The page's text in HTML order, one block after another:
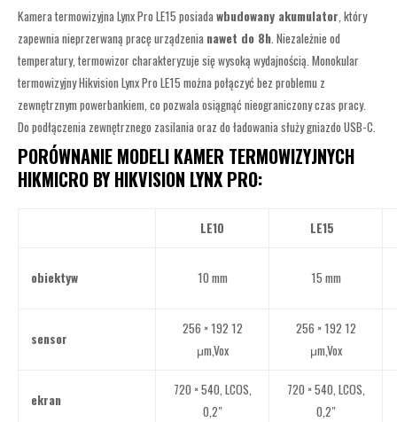
Kamera termowizyjna Lynx Pro LE15 posiada wbudowany akumulator , który
zapewnia nieprzerwaną pracę urządzenia nawet do 8h . Niezależnie od
temperatury, termowizor charakteryzuje się wysoką wydajnością. Monokular
termowizyjny Hikvision Lynx Pro LE15 można połączyć bez problemu z
zewnętrznym powerbankiem, co pozwala osiągnąć nieograniczony czas pracy.
Do podłączenia zewnętrznego zasilania oraz do ładowania służy gniazdo USB-C.
PORÓWNANIE MODELI KAMER TERMOWIZYJNYCH
HIKMICRO BY HIKVISION LYNX PRO:
LE10 LE15
obiektyw 10 mm 15 mm
sensor
256 × 192 12
μm,Vox
256 × 192 12
μm,Vox
ekran
720 × 540, LCOS,
0,2″
720 × 540, LCOS,
0,2″